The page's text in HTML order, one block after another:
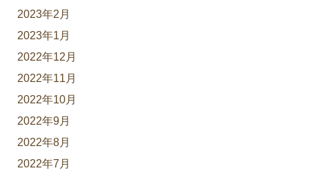
2023年2月
2023年1月
2022年12月
2022年11月
2022年10月
2022年9月
2022年8月
2022年7月